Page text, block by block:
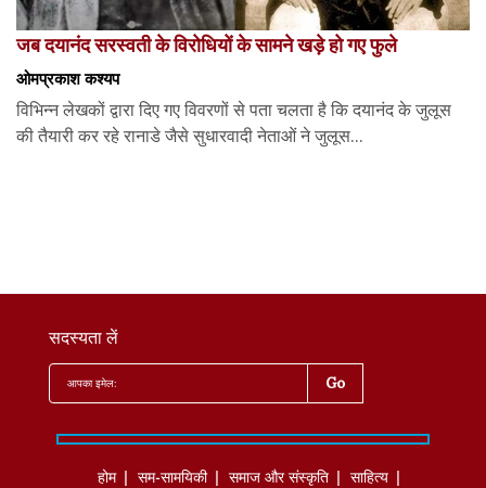
जब दयानंद सरस्वती के विरोधियों के सामने खड़े हो गए फुले
ओमप्रकाश कश्यप
विभिन्न लेखकों द्वारा दिए गए विवरणों से पता चलता है कि दयानंद के जुलूस
की तैयारी कर रहे रानाडे जैसे सुधारवादी नेताओं ने जुलूस...
सदस्यता लें
होम सम-सामयिकी समाज और संस्कृति
साहित्‍य